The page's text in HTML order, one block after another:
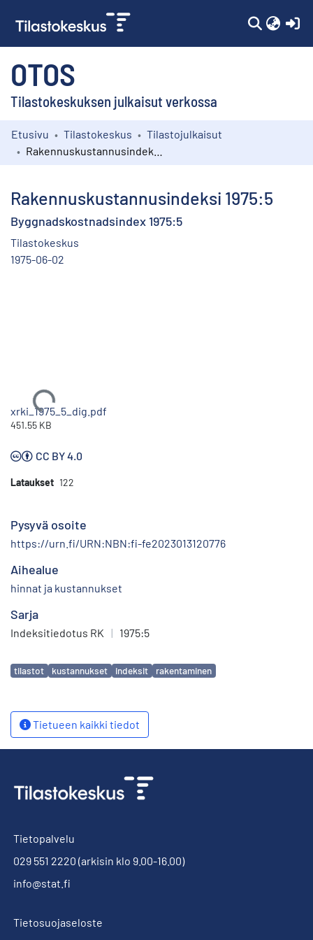
OTOS
Tilastokeskuksen julkaisut verkossa
Kokoelmat
Etusivu Tilastokeskus
Tilastojulkaisut
Rakennuskustannusindeksi 1975:5
Byggnadskostnadsindex 1975:5
Tilastokeskus
1975-06-02
Ladataan...
xrki_1975_5_dig.pdf
451.55 KB
CC BY 4.0
Lataukset 122
Pysyvä osoite
https://urn.fi/URN:NBN:fi-fe2023013120776
Aihealue
hinnat ja kustannukset
Sarja
Indeksitiedotus RK | 1975:5
Avainsanat
tilastot kustannukset indeksit rakentaminen
Tietueen kaikki tiedot
Tietopalvelu
029 551 2220 (arkisin klo 9.00-16.00)
info@stat.fi
Tietosuojaseloste